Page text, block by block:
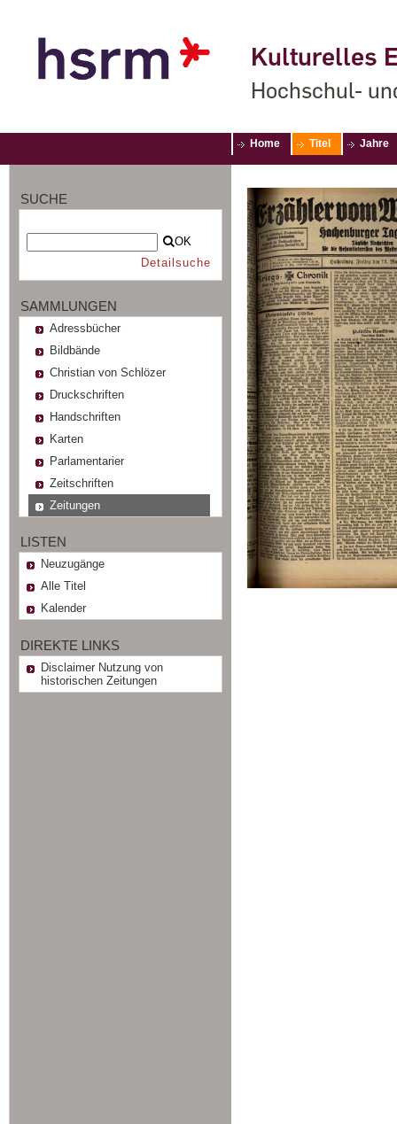
Kulturelles
Hochschul-
Home Titel Jahre
SUCHE
OK
Detailsuche
SAMMLUNGEN
Adressbücher
Bildbände
Christian von Schlözer
Druckschriften
Handschriften
Karten
Parlamentarier
Zeitschriften
Zeitungen
LISTEN
Neuzugänge
Alle Titel
Kalender
DIREKTE LINKS
Disclaimer Nutzung von
historischen Zeitungen